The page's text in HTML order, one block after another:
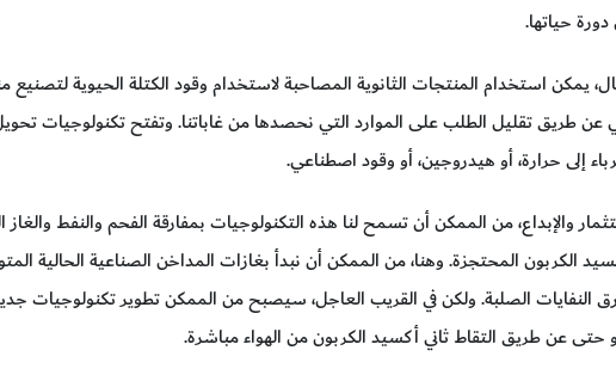
حياتها.
يمكن استخدام المنتجات الثانوية المصاحبة لاستخدام وقود الكتلة الحيوية لتصنيع
إلى حرارة، أو هيدروجين، أو وقود اصطناعي.
والإبداع، من الممكن أن تسمح لنا هذه التكنولوجيات بمفارقة الفحم والنفط
الكربون المحتجزة. وهنا، من الممكن أن نبدأ بغازات المداخن الصناعية الحالية
النفايات الصلبة. ولكن في القريب العاجل، سيصبح من الممكن تطوير تكنولوجيات
حتى عن طريق التقاط ثاني أكسيد الكربون من الهواء مباشرة.